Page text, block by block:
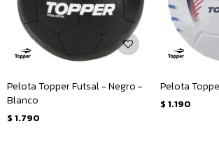
Pelota Topper Futsal - Negro -
Blanco
$ 1.790
Pelota
$ 1.190